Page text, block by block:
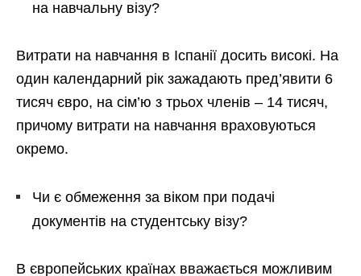
на навчальну візу?
Витрати на навчання в Іспанії досить високі. На
один календарний рік зажадають пред’явити 6
тисяч євро, на сім’ю з трьох членів – 14 тисяч,
причому витрати на навчання враховуються
окремо.
Чи є обмеження за віком при подачі
документів на студентську візу?
В європейських країнах вважається можливим